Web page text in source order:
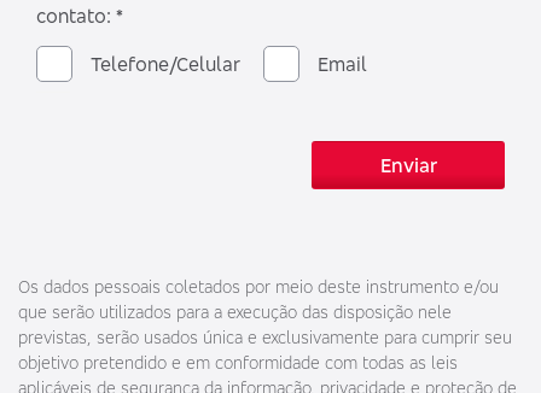
contato: *
Telefone/Celular
Email
Enviar
Os dados pessoais coletados por meio deste instrumento e/ou
que serão utilizados para a execução das disposição nele
previstas, serão usados única e exclusivamente para cumprir seu
objetivo pretendido e em conformidade com todas as leis
aplicáveis de segurança da informação, privacidade e proteção de